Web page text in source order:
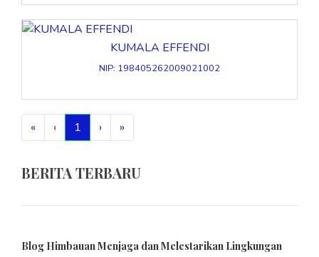
KUMALA EFFENDI
NIP: 198405262009021002
« ‹ 1 › »
BERITA TERBARU
Blog Himbauan Menjaga dan Melestarikan Lingkungan